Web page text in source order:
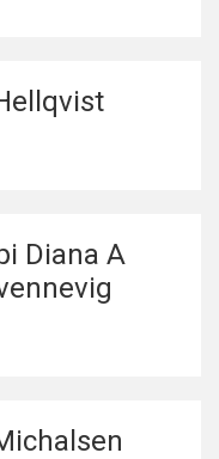
Diana A